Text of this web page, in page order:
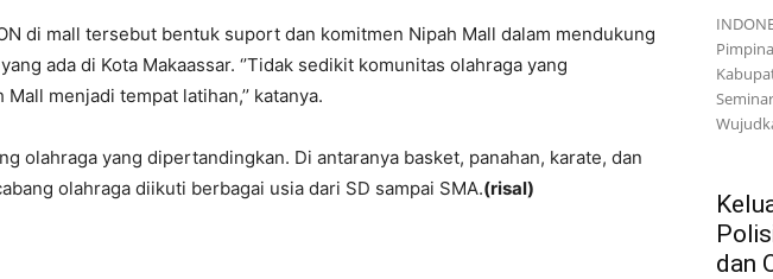
di mall tersebut bentuk suport dan komitmen Nipah Mall dalam mendukung
ada di Kota Makaassar. ‘’Tidak sedikit komunitas olahraga yang
menjadi tempat latihan,’’ katanya.
olahraga yang dipertandingkan. Di antaranya basket, panahan, karate, dan
olahraga diikuti berbagai usia dari SD sampai SMA.(risal)
dan